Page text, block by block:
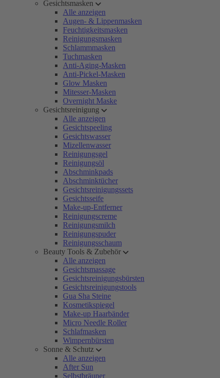
Gesichtsmasken
Alle anzeigen
Augen- & Lippenmasken
Feuchtigkeitsmasken
Reinigungsmasken
Schlammmasken
Tuchmasken
Anti-Aging-Masken
Anti-Pickel-Masken
Glow Masken
Mitesser-Masken
Overnight Maske
Gesichtsreinigung
Alle anzeigen
Gesichtspeeling
Gesichtswasser
Mizellenwasser
Reinigungsgel
Reinigungsöl
Abschminkpads
Abschminktücher
Gesichtsreinigungssets
Gesichtsseife
Make-up-Entferner
Reinigungscreme
Reinigungsmilch
Reinigungspuder
Reinigungsschaum
Beauty Tools & Zubehör
Alle anzeigen
Gesichtsmassage
Gesichtsreinigungsbürsten
Gesichtsreinigungstools
Gua Sha Steine
Kosmetikspiegel
Make-up Haarbänder
Micro Needle Roller
Schlafmasken
Wimpernbürsten
Sonne & Schutz
Alle anzeigen
After Sun
Selbstbräuner